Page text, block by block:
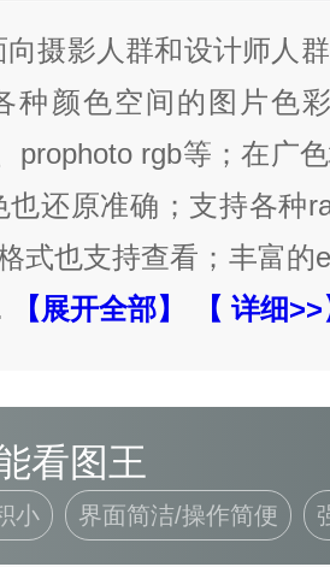
摄影人群和设计师人
种颜色空间的图片色
prophoto rgb等；在广
也还原准确；支持各种
式也支持查看；丰富的
【展开全部】 【 详细
看图王
小 界面简洁/操作简便